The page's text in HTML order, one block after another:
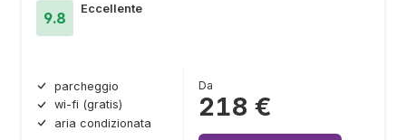
9.8
Eccellente
parcheggio
wi-fi (gratis)
aria condizionata
Da
218 €